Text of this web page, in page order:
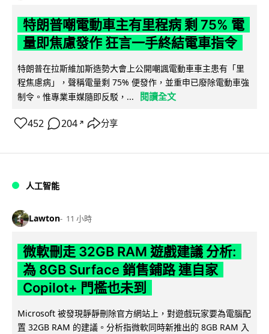
特朗普嘲電動車主有里程病 剩 75% 電
量即焦慮發作 狂言一手終結電車指令
特朗普在拉斯維加斯造勢大會上公開嘲諷電動車車主患有「里
程焦慮病」，聲稱電量剩 75% 便發作，並重申已廢除電動車強
制令。惟專業車媒隨即反駁，...
閱讀全文
452 204 ↗ 分享
人工智能
Lawton 11 小時
微軟刪走 32GB RAM 遊戲建議 分析:
為 8GB Surface 銷售鋪路 連自家
Copilot+ 門檻也未到
Microsoft 被發現靜靜刪除官方網站上，對遊戲玩家要為電腦配
置 32GB RAM 的建議。分析指微軟同時新推出的 8GB RAM 入